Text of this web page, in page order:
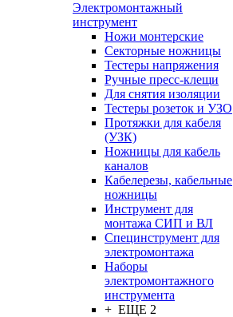
Электромонтажный
инструмент
Ножи монтерские
Секторные ножницы
Тестеры напряжения
Ручные пресс-клещи
Для снятия изоляции
Тестеры розеток и УЗО
Протяжки для кабеля
(УЗК)
Ножницы для кабель
каналов
Кабелерезы, кабельные
ножницы
Инструмент для
монтажа СИП и ВЛ
Специнструмент для
электромонтажа
Наборы
электромонтажного
инструмента
+ ЕЩЕ 2